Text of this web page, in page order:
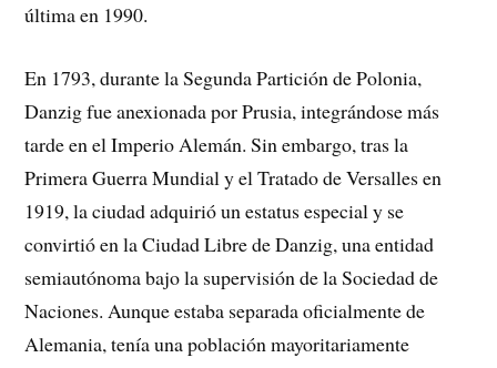
última en 1990.
En 1793, durante la Segunda Partición de Polonia,
Danzig fue anexionada por Prusia, integrándose más
tarde en el Imperio Alemán. Sin embargo, tras la
Primera Guerra Mundial y el Tratado de Versalles en
1919, la ciudad adquirió un estatus especial y se
convirtió en la Ciudad Libre de Danzig, una entidad
semiautónoma bajo la supervisión de la Sociedad de
Naciones. Aunque estaba separada oficialmente de
Alemania, tenía una población mayoritariamente